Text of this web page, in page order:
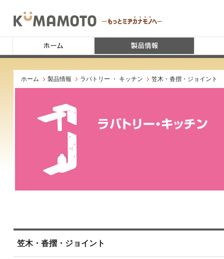
ホーム 製品情報 ラバトリー ・ キッチン 笠木・沓摺・ジョイント
笠木・沓摺・ジョイント